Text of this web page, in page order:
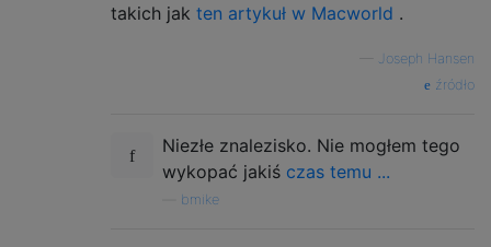
takich jak ten artykuł w Macworld .
Joseph Hansen
źródło
Niezłe znalezisko. Nie mogłem tego
wykopać jakiś czas temu ...
bmike